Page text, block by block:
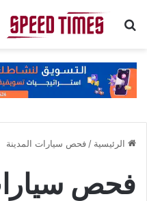
بحث عن
الرئيسية / فحص سيارات المدينة
فحص